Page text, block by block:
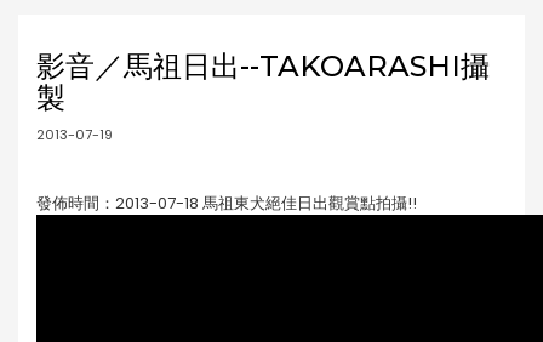
影音／馬祖日出--TAKOARASHI攝
製
2013-07-19
發佈時間：2013-07-18 馬祖東犬絕佳日出觀賞點拍攝!!